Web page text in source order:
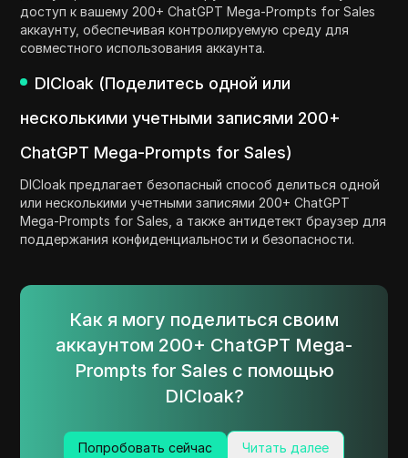
доступ к вашему 200+ ChatGPT Mega-Prompts for Sales
аккаунту, обеспечивая контролируемую среду для
совместного использования аккаунта.
DICloak (Поделитесь одной или
несколькими учетными записями 200+
ChatGPT Mega-Prompts for Sales)
DICloak предлагает безопасный способ делиться одной
или несколькими учетными записями 200+ ChatGPT
Mega-Prompts for Sales, а также антидетект браузер для
поддержания конфиденциальности и безопасности.
Как я могу поделиться своим
аккаунтом 200+ ChatGPT Mega-
Prompts for Sales с помощью
DICloak?
Попробовать сейчас Читать далее